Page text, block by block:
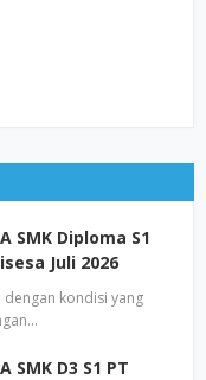
SMK Diploma S1
Juli 2026
dengan kondisi yang
SMK D3 S1 PT